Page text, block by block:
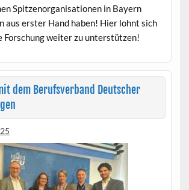
Spitzenor­gan­i­sa­tio­nen in Bay­ern
aus erster Hand haben! Hier lohnt sich
Forschung weit­er zu unterstützen!
dem Berufsverband Deutscher